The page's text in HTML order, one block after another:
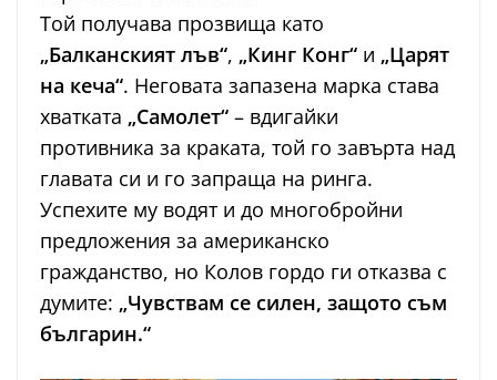
Той получава прозвища като
„Балканският лъв“, „Кинг Конг“ и „Царят
на кеча“. Неговата запазена марка става
хватката „Самолет“ – вдигайки
противника за краката, той го завърта над
главата си и го запраща на ринга.
Успехите му водят и до многобройни
предложения за американско
гражданство, но Колов гордо ги отказва с
думите: „Чувствам се силен, защото съм
българин.“